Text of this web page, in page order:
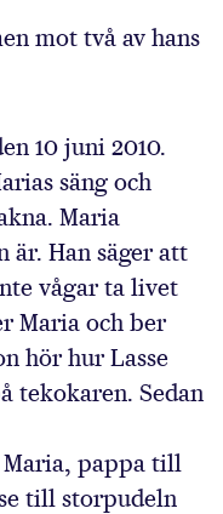
mot två av hans
10 juni 2010.
säng och
Maria
är. Han säger att
vågar ta livet
Maria och ber
hör hur Lasse
tekokaren. Sedan
Maria, pappa till
till storpudeln